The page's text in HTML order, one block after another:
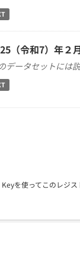
（令和7）年２
データセットには
Keyを使ってこのレジ